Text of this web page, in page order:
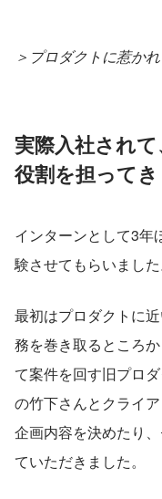
＞プロダクトに惹か
実際入社され
役割を担って
インターンとして3年
験させてもらいました
最初はプロダクトに
務を巻き取るところ
て案件を回す旧プロ
の竹下さんとクライ
企画内容を決めたり
ていただきました。